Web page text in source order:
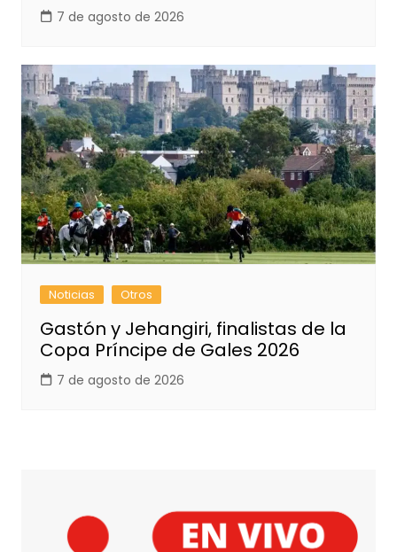
7 de agosto de 2026
Noticias Otros
Gastón y Jehangiri, finalistas de la
Copa Príncipe de Gales 2026
7 de agosto de 2026